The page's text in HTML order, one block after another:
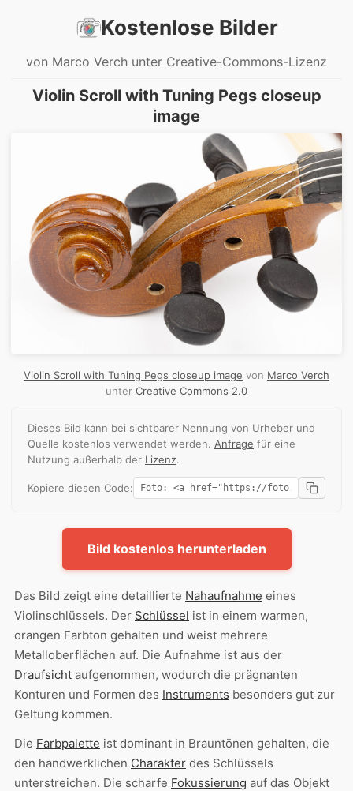
Kostenlose Bilder
von Marco Verch unter Creative-Commons-Lizenz
Violin Scroll with Tuning Pegs closeup
image
Violin Scroll with Tuning Pegs closeup image von Marco Verch
unter Creative Commons 2.0
Dieses Bild kann bei sichtbarer Nennung von Urheber und
Quelle kostenlos verwendet werden. Anfrage für eine
Nutzung außerhalb der Lizenz.
Kopiere diesen Code:
Bild kostenlos herunterladen
Das Bild zeigt eine detaillierte Nahaufnahme eines
Violinschlüssels. Der Schlüssel ist in einem warmen,
orangen Farbton gehalten und weist mehrere
Metalloberflächen auf. Die Aufnahme ist aus der
Draufsicht aufgenommen, wodurch die prägnanten
Konturen und Formen des Instruments besonders gut zur
Geltung kommen.
Die Farbpalette ist dominant in Brauntönen gehalten, die
den handwerklichen Charakter des Schlüssels
unterstreichen. Die scharfe Fokussierung auf das Objekt